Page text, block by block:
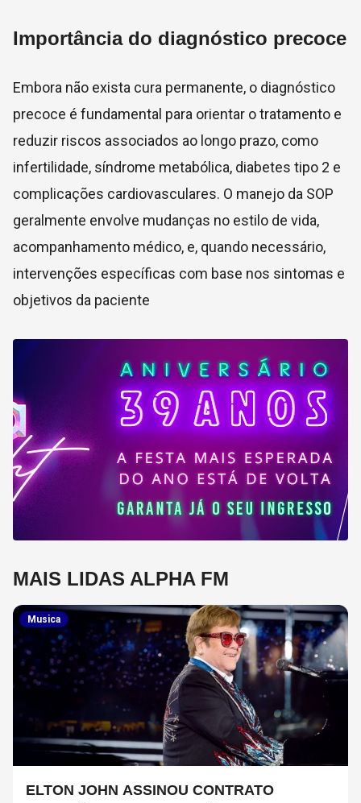
Importância do diagnóstico precoce
Embora não exista cura permanente, o diagnóstico
precoce é fundamental para orientar o tratamento e
reduzir riscos associados ao longo prazo, como
infertilidade, síndrome metabólica, diabetes tipo 2 e
complicações cardiovasculares. O manejo da SOP
geralmente envolve mudanças no estilo de vida,
acompanhamento médico, e, quando necessário,
intervenções específicas com base nos sintomas e
objetivos da paciente
MAIS LIDAS ALPHA FM
Musica
ELTON JOHN ASSINOU CONTRATO